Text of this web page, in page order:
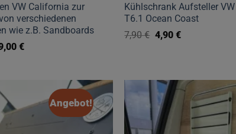
VW California zur
verschiedenen
wie z.B. Sandboards
€Aktueller
Kühlschrank Aufsteller
T6.1 Ocean Coast
7,90€ Ursprünglicher
Preis
4,90€Aktueller
Angebot!